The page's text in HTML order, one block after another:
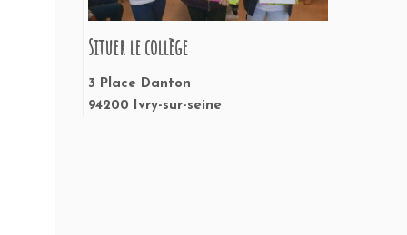
Situer le collège
3 Place Danton
94200 Ivry-sur-seine